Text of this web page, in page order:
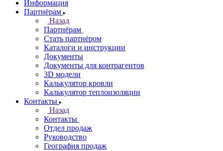
Информация
Партнёрам
Назад
Партнёрам
Стать партнёром
Каталоги и инструкции
Документы
Документы для контрагентов
3D модели
Калькулятор кровли
Калькулятор теплоизоляции
Контакты
Назад
Контакты
Отдел продаж
Руководство
География продаж